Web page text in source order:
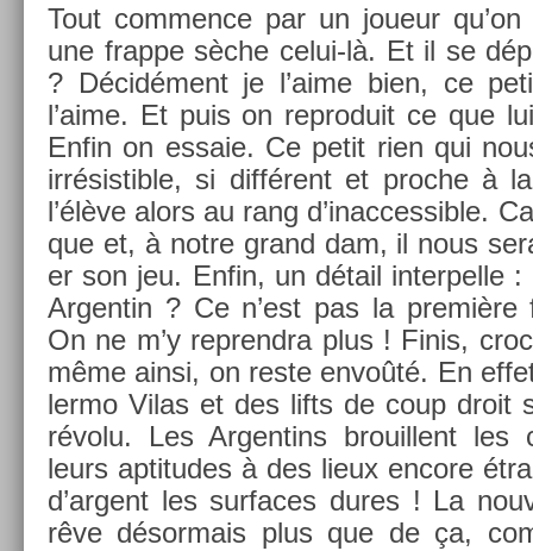
Tout com­m­ence par un joueur
une frap­pe sèche celui-là. Et il se
? Décidément je l’aime bien, ce
l’aime. Et puis on re­produit ce que
Enfin on es­saie. Ce petit rien qui
ir­résis­tible, si différent et pro­che à
l’élève alors au rang d’inac­cessib­le.
que et, à notre grand dam, il nous
er son jeu. Enfin, un détail in­ter­pelle
Ar­gentin ? Ce n’est pas la
On ne m’y re­prendra plus ! Finis,
même ainsi, on reste envoûté. En
lermo Vilas et des lifts de coup droit
révolu. Les Ar­gentins brouil­lent les
leurs ap­titudes à des lieux en­core
d’ar­gent les sur­faces dures ! La
rêve désor­mais plus que de ça,